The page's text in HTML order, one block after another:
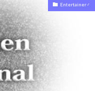
Entertainer♂